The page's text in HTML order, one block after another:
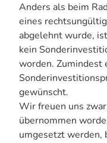
Anders als beim
eines
abgelehnt wurde,
kein
worden. Zumindest
gewünscht.
Wir freuen uns
übernommen
umgesetzt werden,